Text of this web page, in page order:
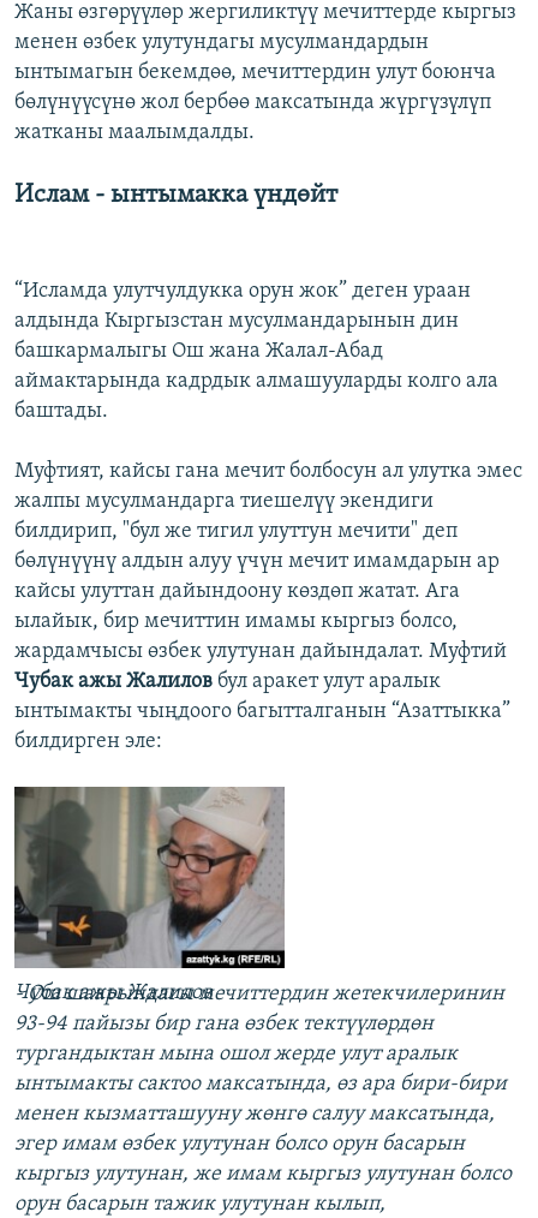
Жаны өзгөрүүлөр жергиликтүү мечиттерде кыргыз
менен өзбек улутундагы мусулмандардын
ынтымагын бекемдөө, мечиттердин улут боюнча
бөлүнүүсүнө жол бербөө максатында жүргүзүлүп
жатканы маалымдалды.
Ислам - ынтымакка үндөйт
“Исламда улутчулдукка орун жок” деген ураан
алдында Кыргызстан мусулмандарынын дин
башкармалыгы Ош жана Жалал-Абад
аймактарында кадрдык алмашууларды колго ала
баштады.
Муфтият, кайсы гана мечит болбосун ал улутка эмес
жалпы мусулмандарга тиешелүү экендиги
билдирип, "бул же тигил улуттун мечити" деп
бөлүнүүнү алдын алуу үчүн мечит имамдарын ар
кайсы улуттан дайындоону көздөп жатат. Ага
ылайык, бир мечиттин имамы кыргыз болсо,
жардамчысы өзбек улутунан дайындалат. Муфтий
Чубак ажы Жалилов бул аракет улут аралык
ынтымакты чыңдоого багытталганын “Азаттыкка”
билдирген эле:
Чубак ажы Жалилов
- Ош шаарындагы мечиттердин жетекчилеринин
93-94 пайызы бир гана өзбек тектүүлөрдөн
тургандыктан мына ошол жерде улут аралык
ынтымакты сактоо максатында, өз ара бири-бири
менен кызматташууну жөнгө салуу максатында,
эгер имам өзбек улутунан болсо орун басарын
кыргыз улутунан, же имам кыргыз улутунан болсо
орун басарын тажик улутунан кылып,